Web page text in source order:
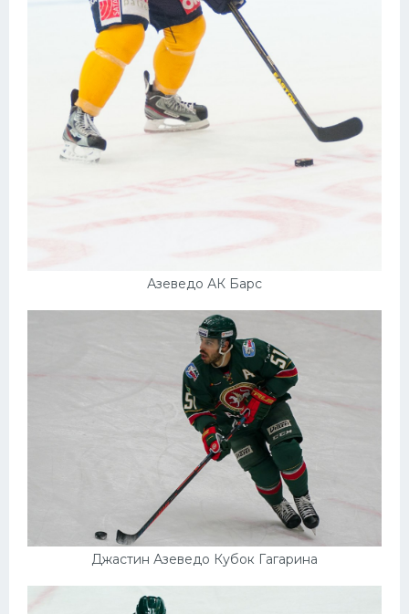
Азеведо АК Барс
Джастин Азеведо Кубок Гагарина